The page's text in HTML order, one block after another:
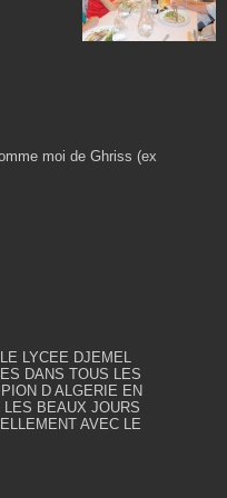
moi de Ghriss (ex
LYCEE DJEMEL
DANS TOUS LES
D ALGERIE EN
BEAUX JOURS
AVEC LE